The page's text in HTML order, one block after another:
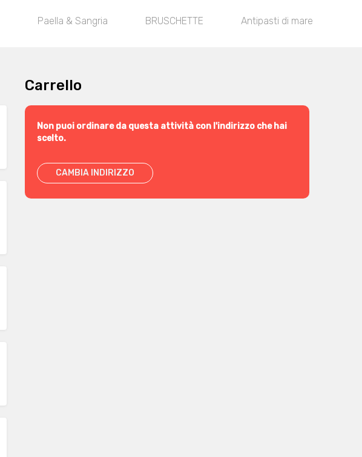
Paella & Sangria BRUSCHETTE Antipasti di mare
Carrello
Non puoi ordinare da questa attività con l'indirizzo che hai
scelto.
CAMBIA INDIRIZZO